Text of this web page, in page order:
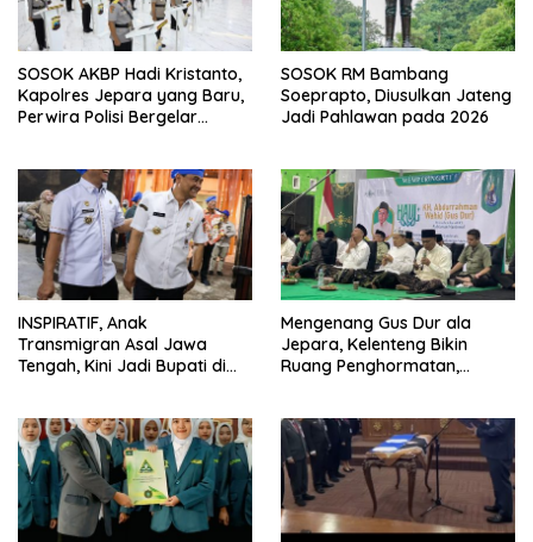
SOSOK AKBP Hadi Kristanto,
Kapolres Jepara yang Baru,
Perwira Polisi Bergelar
SOSOK RM Bambang
Soeprapto, Diusulkan Jateng
Jadi Pahlawan pada 2026
INSPIRATIF, Anak
Transmigran Asal Jawa
Tengah, Kini Jadi Bupati di
Mengenang Gus Dur ala
Jepara, Kelenteng Bikin
Ruang Penghormatan,